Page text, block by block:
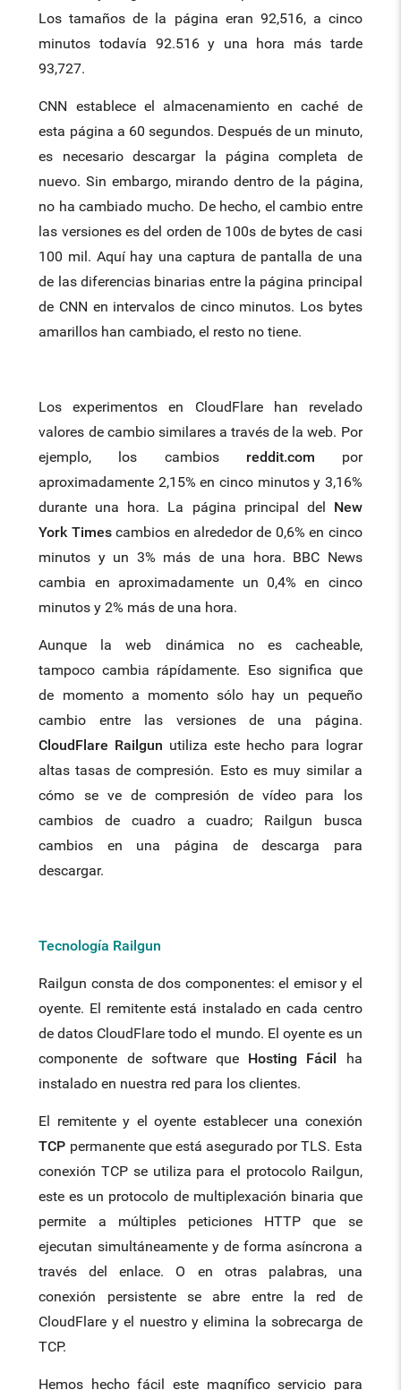
Los tamaños de la página eran 92,516, a cinco
minutos todavía 92.516 y una hora más tarde
93,727.
CNN establece el almacenamiento en caché de
esta página a 60 segundos. Después de un minuto,
es necesario descargar la página completa de
nuevo. Sin embargo, mirando dentro de la página,
no ha cambiado mucho. De hecho, el cambio entre
las versiones es del orden de 100s de bytes de casi
100 mil. Aquí hay una captura de pantalla de una
de las diferencias binarias entre la página principal
de CNN en intervalos de cinco minutos. Los bytes
amarillos han cambiado, el resto no tiene.
Los experimentos en CloudFlare han revelado
valores de cambio similares a través de la web. Por
ejemplo, los cambios reddit.com por
aproximadamente 2,15% en cinco minutos y 3,16%
durante una hora. La página principal del New
York Timescambios en alrededor de 0,6% en cinco
minutos y un 3% más de una hora. BBC News
cambia en aproximadamente un 0,4% en cinco
minutos y 2% más de una hora.
Aunque la web dinámica no es cacheable,
tampoco cambia rápídamente. Eso significa que
de momento a momento sólo hay un pequeño
cambio entre las versiones de una página.
CloudFlare Railgun utiliza este hecho para lograr
altas tasas de compresión. Esto es muy similar a
cómo se ve de compresión de vídeo para los
cambios de cuadro a cuadro; Railgun busca
cambios en una página de descarga para
descargar.
Tecnología Railgun
Railgun consta de dos componentes: el emisor y el
oyente. El remitente está instalado en cada centro
de datos CloudFlare todo el mundo. El oyente es un
componente de software que Hosting Fácil
ha
instalado en nuestra red para los clientes.
El remitente y el oyente establecer una conexión
TCP permanente que está asegurado por TLS. Esta
conexión TCP se utiliza para el protocolo Railgun,
este es un protocolo de multiplexación binaria que
permite a múltiples peticiones HTTP que se
ejecutan simultáneamente y de forma asíncrona a
través del enlace. O en otras palabras, una
conexión persistente se abre entre la red de
CloudFlare y el nuestro y elimina la sobrecarga de
TCP.
Hemos hecho fácil este magnífico servicio para